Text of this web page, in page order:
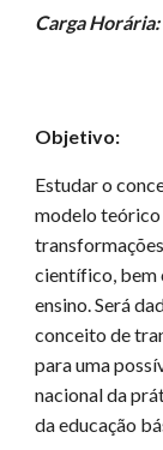
Carga Horária:
Objetivo:
Estudar o
modelo teórico
científico, bem
ensino. Será
conceito de
para uma
nacional da
da educação